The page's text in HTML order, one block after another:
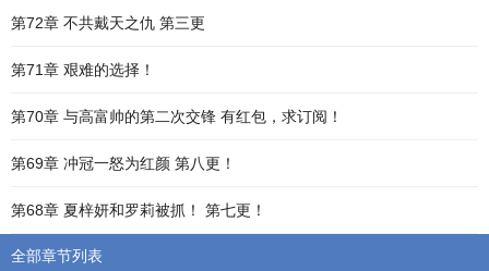
第72章 不共戴天之仇 第三更
第71章 艰难的选择！
第70章 与高富帅的第二次交锋 有红包，求订阅！
第69章 冲冠一怒为红颜 第八更！
第68章 夏梓妍和罗莉被抓！ 第七更！
全部章节列表